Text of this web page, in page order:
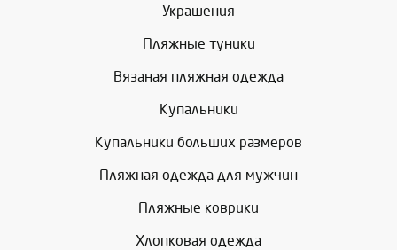
Украшения
Пляжные туники
Вязаная пляжная одежда
Купальники
Купальники больших размеров
Пляжная одежда для мужчин
Пляжные коврики
Хлопковая одежда